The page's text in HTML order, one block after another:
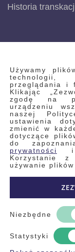
Używamy
przeglądania i
Klikając
zgodę na
urządzeniu
naszej
ustawienia
zmienić w
dotyczące
do
prywatności
Korzystanie
używanie plików
Niezbędne
Statystyki
Historia
Regulamin
Polityka
Wyszukiwane
Wyszukiwanie
Zamówienia
Skontaktuj się z
Odstąp od
Kontakt